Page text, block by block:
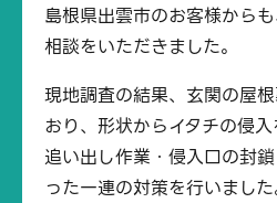
島根県出雲市のお客様から
相談をいただきました。
現地調査の結果、玄関の屋
おり、形状からイタチの侵入
追い出し作業・侵入口の封
った一連の対策を行いました